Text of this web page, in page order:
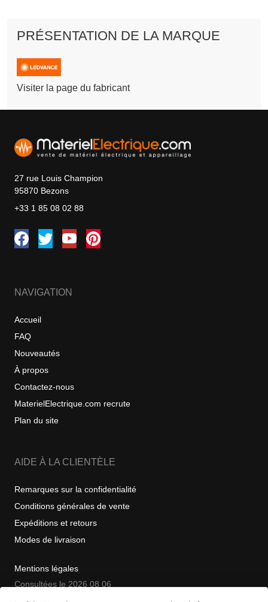
PRÉSENTATION DE LA MARQUE
Visiter la page du fabricant
27 rue Louis Champion
95870 Bezons
+33 1 85 08 02 88
NAVIGATION
Accueil
FAQ
Nouveautés
À propos
Contactez-nous
MaterielElectrique.com recrute
Plan du site
AIDE À LA CLIENTÈLE
Remarques sur la confidentialité
Conditions générales de vente
Expéditions et retours
Modes de livraison
Mentions légales
Consultées le 2026 08 06